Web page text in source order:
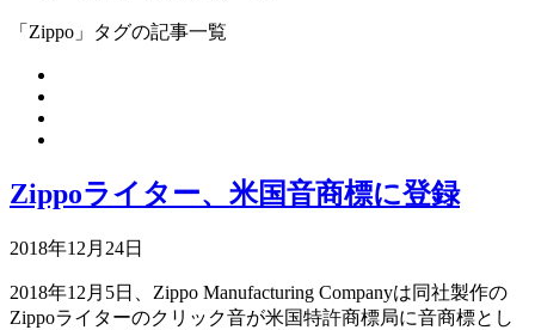
「Zippo」タグの記事一覧
Zippoライター、米国音商標に登録
2018年12月24日
2018年12月5日、Zippo Manufacturing Companyは同社製作の
Zippoライターのクリック音が米国特許商標局に音商標とし